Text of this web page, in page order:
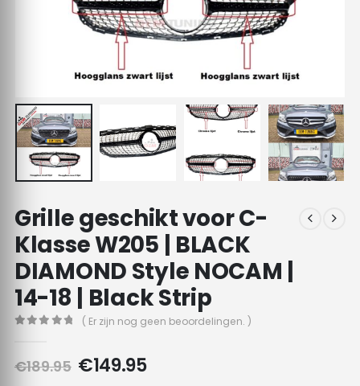
Grille geschikt voor C-
Klasse W205 | BLACK
DIAMOND Style NOCAM |
14-18 | Black Strip
( Er zijn nog geen beoordelingen. )
€189.95 Oorspronkelijke
€149.95Huidige